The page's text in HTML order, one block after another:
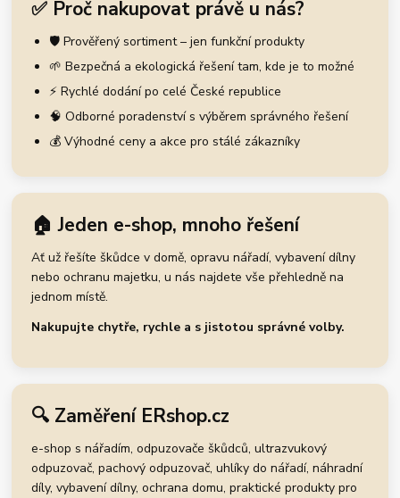
✅ Proč nakupovat právě u nás?
🛡️ Prověřený sortiment – jen funkční produkty
🌱 Bezpečná a ekologická řešení tam, kde je to možné
⚡ Rychlé dodání po celé České republice
🧠 Odborné poradenství s výběrem správného řešení
💰 Výhodné ceny a akce pro stálé zákazníky
🏠 Jeden e-shop, mnoho řešení
Ať už řešíte škůdce v domě, opravu nářadí, vybavení dílny
nebo ochranu majetku, u nás najdete vše přehledně na
jednom místě.
Nakupujte chytře, rychle a s jistotou správné volby.
🔍 Zaměření ERshop.cz
e-shop s nářadím, odpuzovače škůdců, ultrazvukový
odpuzovač, pachový odpuzovač, uhlíky do nářadí, náhradní
díly, vybavení dílny, ochrana domu, praktické produkty pro